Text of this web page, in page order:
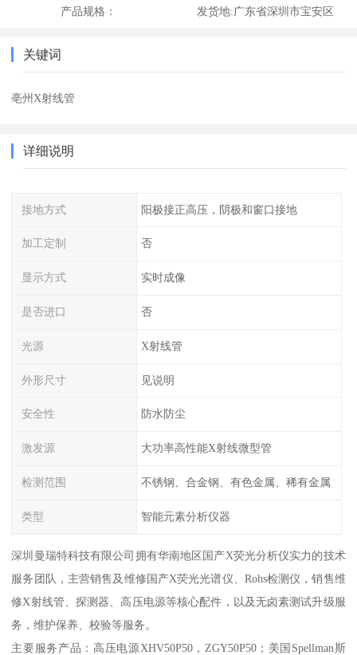
产品规格： 发货地:广东省深圳市宝安区
关键词
亳州X射线管
详细说明
接地方式 阳极接正高压，阴极和窗口接地
加工定制 否
显示方式 实时成像
是否进口 否
光源 X射线管
外形尺寸 见说明
安全性 防水防尘
激发源 大功率高性能X射线微型管
检测范围 不锈钢、合金钢、有色金属、稀有金属
类型 智能元素分析仪器
深圳曼瑞特科技有限公司拥有华南地区国产X荧光分析仪实力的技术
服务团队，主营销售及维修国产X荧光光谱仪、Rohs检测仪，销售维
修X射线管、探测器、高压电源等核心配件，以及无卤素测试升级服
务，维护保养、校验等服务。
主要服务产品：高压电源XHV50P50，ZGY50P50；美国Spellman斯